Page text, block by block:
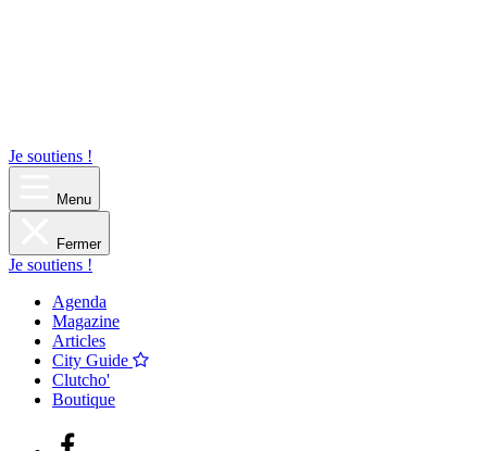
Je soutiens !
Menu
Fermer
Je soutiens !
Agenda
Magazine
Articles
City Guide
Clutcho'
Boutique